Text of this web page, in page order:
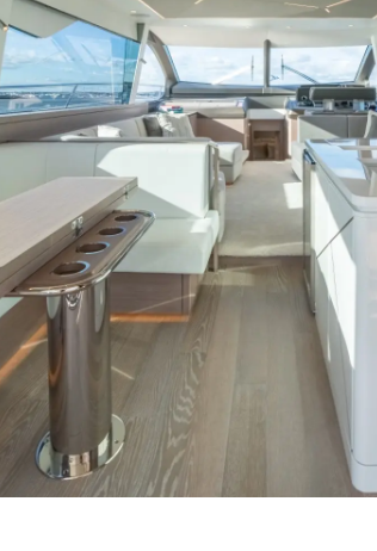
Legal
POLÍTICA DE PRIVACIDAD
DECLARACIÓN EN CONTRA
DE LA ESCLAVITUD
MODERNA
TERMINOS Y CONDICIONES
POLÍTICA DE COOKIES
OFERTAS DE TRABAJO